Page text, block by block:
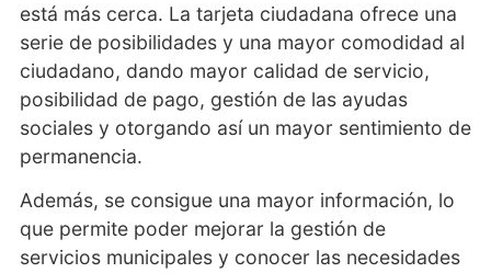
está más cerca. La tarjeta ciudadana ofrece una
serie de posibilidades y una mayor comodidad al
ciudadano, dando mayor calidad de servicio,
posibilidad de pago, gestión de las ayudas
sociales y otorgando así un mayor sentimiento de
permanencia.
Además, se consigue una mayor información, lo
que permite poder mejorar la gestión de
servicios municipales y conocer las necesidades